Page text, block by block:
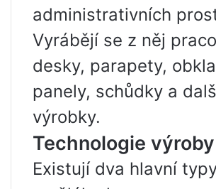
administrativních
Vyrábějí se z něj
desky, parapety,
panely, schůdky a
výrobky.
Technologie výroby
Existují dva hlavní